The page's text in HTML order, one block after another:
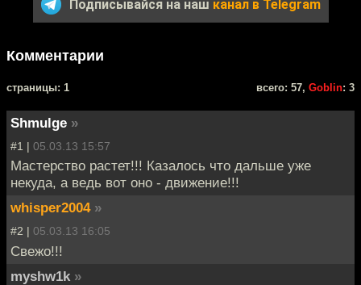
Подписывайся на наш канал в Telegram
Комментарии
cтраницы: 1 всего: 57, Goblin: 3
Shmulge »
#1 | 05.03.13 15:57
Мастерство растет!!! Казалось что дальше уже
некуда, а ведь вот оно - движение!!!
whisper2004 »
#2 | 05.03.13 16:05
Свежо!!!
myshw1k »